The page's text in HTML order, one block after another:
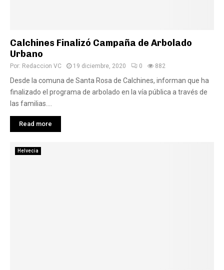
Calchines Finalizó Campaña de Arbolado
Urbano
Por: Redaccion VC 19 diciembre, 2020 0 882
Desde la comuna de Santa Rosa de Calchines, informan que ha
finalizado el programa de arbolado en la vía pública a través de
las familias....
Read more
Helvecia